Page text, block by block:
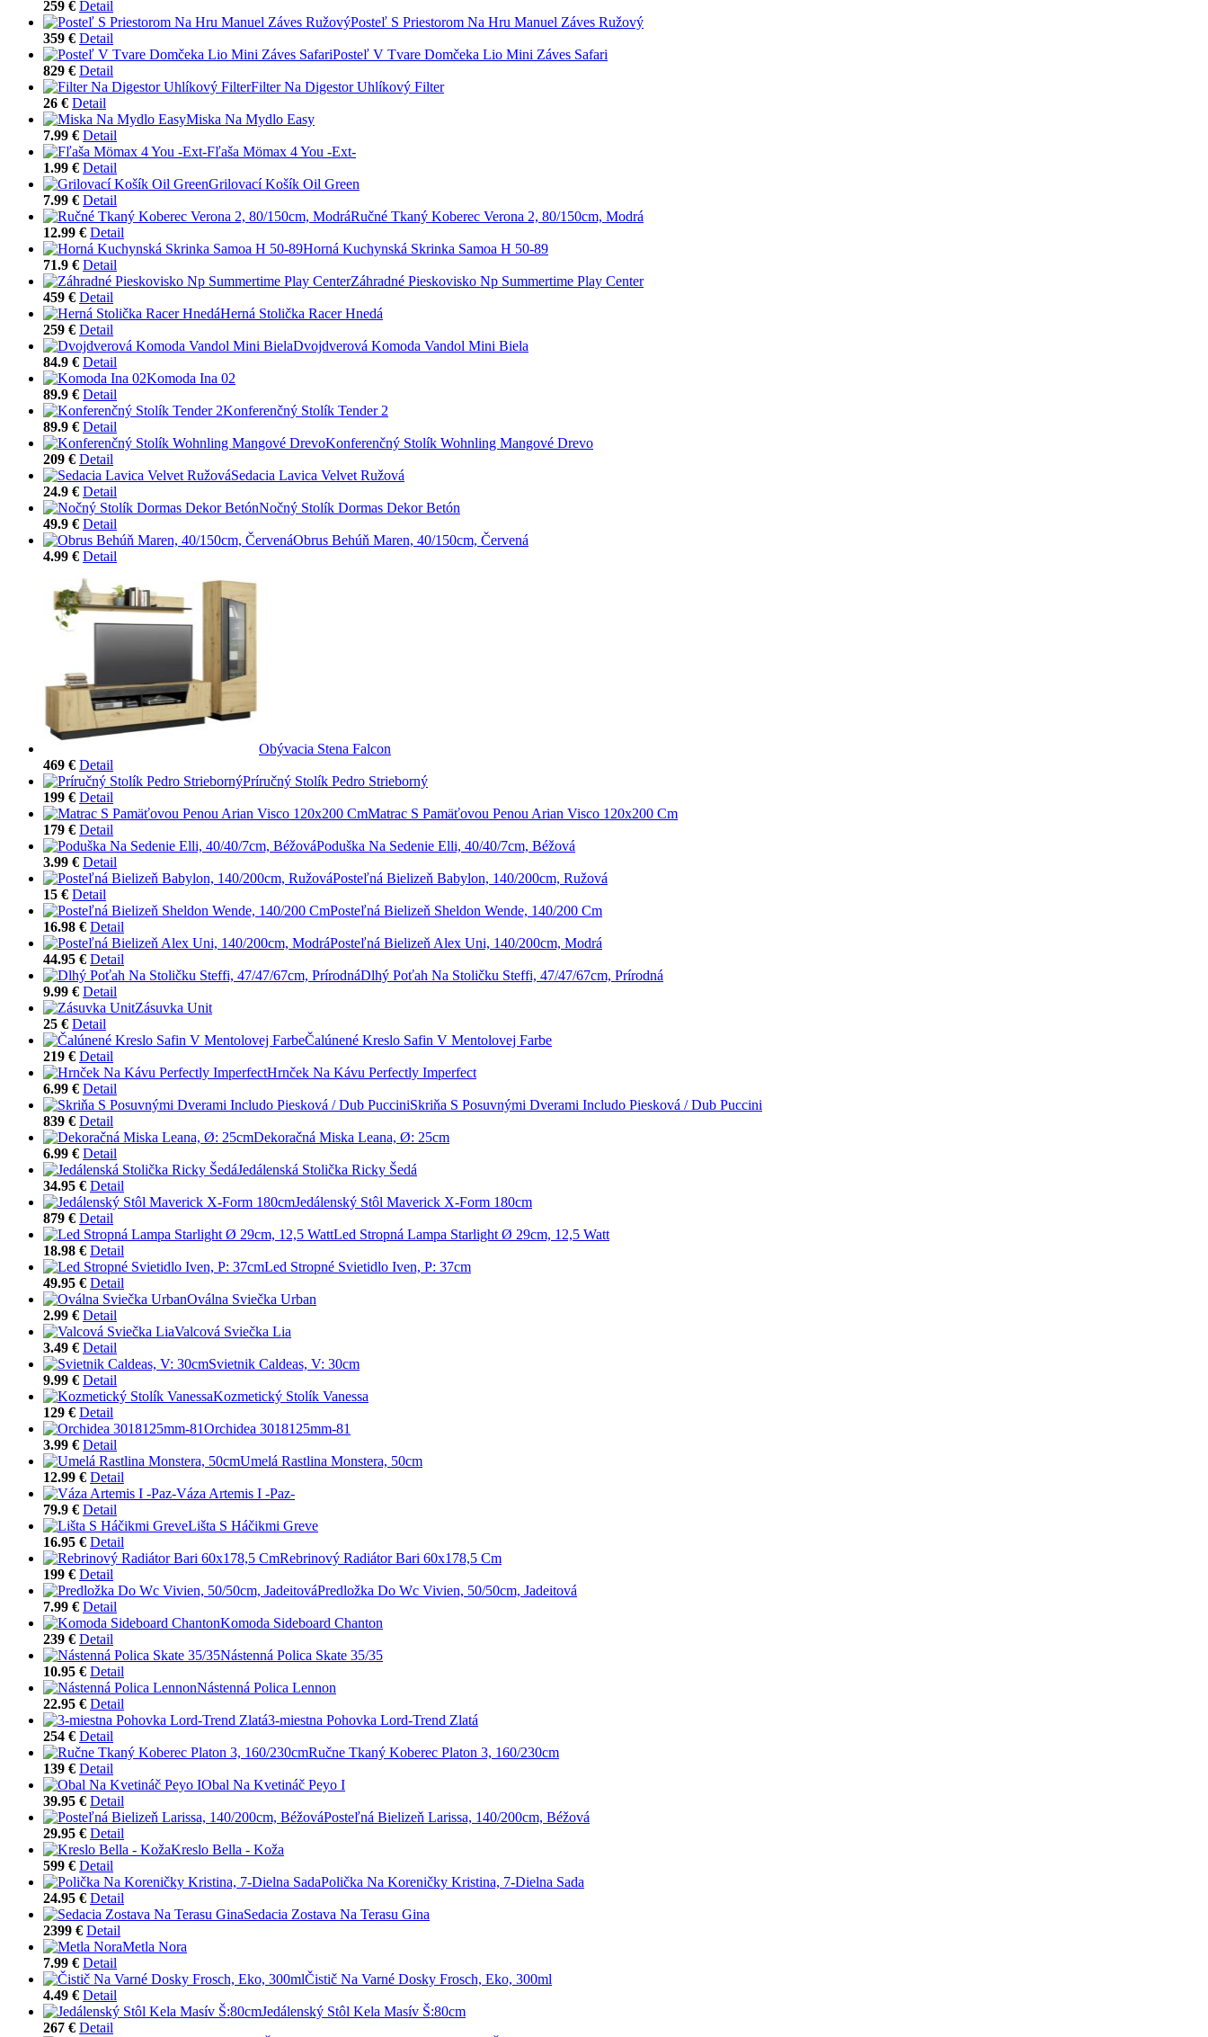
259 € Detail
Posteľ S Priestorom Na Hru Manuel Záves Ružový
359 € Detail
Posteľ V Tvare Domčeka Lio Mini Záves Safari
829 € Detail
Filter Na Digestor Uhlíkový Filter
26 € Detail
Miska Na Mydlo Easy
7.99 € Detail
Fľaša Mömax 4 You -Ext-
1.99 € Detail
Grilovací Košík Oil Green
7.99 € Detail
Ručné Tkaný Koberec Verona 2, 80/150cm, Modrá
12.99 € Detail
Horná Kuchynská Skrinka Samoa H 50-89
71.9 € Detail
Záhradné Pieskovisko Np Summertime Play Center
459 € Detail
Herná Stolička Racer Hnedá
259 € Detail
Dvojdverová Komoda Vandol Mini Biela
84.9 € Detail
Komoda Ina 02
89.9 € Detail
Konferenčný Stolík Tender 2
89.9 € Detail
Konferenčný Stolík Wohnling Mangové Drevo
209 € Detail
Sedacia Lavica Velvet Ružová
24.9 € Detail
Nočný Stolík Dormas Dekor Betón
49.9 € Detail
Obrus Behúň Maren, 40/150cm, Červená
4.99 € Detail
Obývacia Stena Falcon
469 € Detail
Príručný Stolík Pedro Strieborný
199 € Detail
Matrac S Pamäťovou Penou Arian Visco 120x200 Cm
179 € Detail
Poduška Na Sedenie Elli, 40/40/7cm, Béžová
3.99 € Detail
Posteľná Bielizeň Babylon, 140/200cm, Ružová
15 € Detail
Posteľná Bielizeň Sheldon Wende, 140/200 Cm
16.98 € Detail
Posteľná Bielizeň Alex Uni, 140/200cm, Modrá
44.95 € Detail
Dlhý Poťah Na Stoličku Steffi, 47/47/67cm, Prírodná
9.99 € Detail
Zásuvka Unit
25 € Detail
Čalúnené Kreslo Safin V Mentolovej Farbe
219 € Detail
Hrnček Na Kávu Perfectly Imperfect
6.99 € Detail
Skriňa S Posuvnými Dverami Includo Piesková / Dub Puccini
839 € Detail
Dekoračná Miska Leana, Ø: 25cm
6.99 € Detail
Jedálenská Stolička Ricky Šedá
34.95 € Detail
Jedálenský Stôl Maverick X-Form 180cm
879 € Detail
Led Stropná Lampa Starlight Ø 29cm, 12,5 Watt
18.98 € Detail
Led Stropné Svietidlo Iven, P: 37cm
49.95 € Detail
Oválna Sviečka Urban
2.99 € Detail
Valcová Sviečka Lia
3.49 € Detail
Svietnik Caldeas, V: 30cm
9.99 € Detail
Kozmetický Stolík Vanessa
129 € Detail
Orchidea 3018125mm-81
3.99 € Detail
Umelá Rastlina Monstera, 50cm
12.99 € Detail
Váza Artemis I -Paz-
79.9 € Detail
Lišta S Háčikmi Greve
16.95 € Detail
Rebrinový Radiátor Bari 60x178,5 Cm
199 € Detail
Predložka Do Wc Vivien, 50/50cm, Jadeitová
7.99 € Detail
Komoda Sideboard Chanton
239 € Detail
Nástenná Polica Skate 35/35
10.95 € Detail
Nástenná Polica Lennon
22.95 € Detail
3-miestna Pohovka Lord-Trend Zlatá
254 € Detail
Ručne Tkaný Koberec Platon 3, 160/230cm
139 € Detail
Obal Na Kvetináč Peyo I
39.95 € Detail
Posteľná Bielizeň Larissa, 140/200cm, Béžová
29.95 € Detail
Kreslo Bella - Koža
599 € Detail
Polička Na Koreničky Kristina, 7-Dielna Sada
24.95 € Detail
Sedacia Zostava Na Terasu Gina
2399 € Detail
Metla Nora
7.99 € Detail
Čistič Na Varné Dosky Frosch, Eko, 300ml
4.49 € Detail
Jedálenský Stôl Kela Masív Š:80cm
267 € Detail